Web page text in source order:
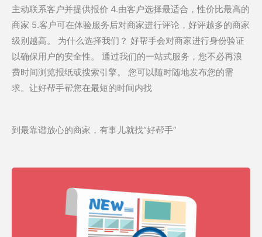
主动联系客户并提供报价 4.由客户选择最适合，性价比最高的
商家 5.客户可在体验服务后对商家进行评论，好评越多的商家
级别越高。 为什么选择我们？ 好帮手会对商家进行身份验证
以确保用户的安全性。 通过我们的一站式服务，您不必再浪
费时间浏览报纸或搜索引擎。 您可以随时随地发布您的需
求。让好帮手帮您在最短的时间内找
到最靠谱放心的商家，有事儿就找“好帮手”